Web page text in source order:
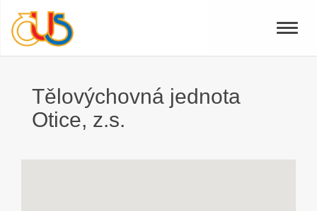
Toggle
Tělovýchovná jednota
Otice, z.s.